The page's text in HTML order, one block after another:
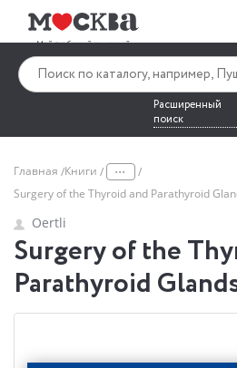
Расширенный
поиск
Главная Книги ...
Surgery of the Thyroid and Parathyroid
Oertli
Surgery of the
Parathyroid